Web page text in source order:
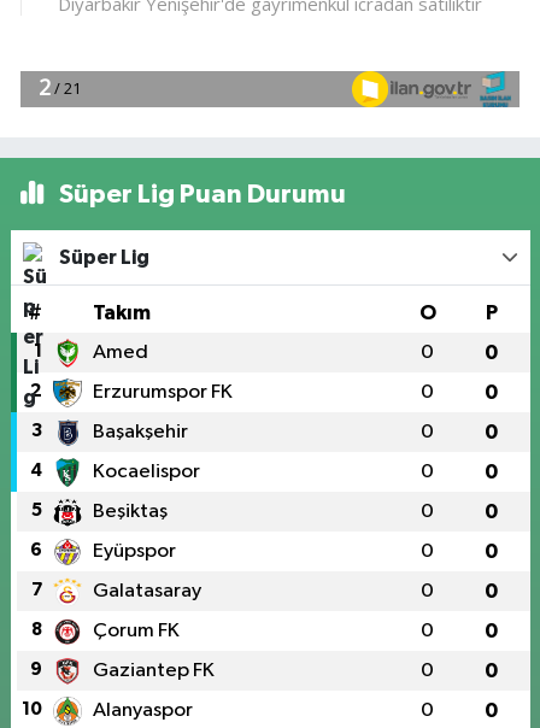
Süper Lig Puan Durumu
Süper Lig
# Takım O P
1 Amed 0 0
2 Erzurumspor FK 0 0
3 Başakşehir 0 0
4 Kocaelispor 0 0
5 Beşiktaş 0 0
6 Eyüpspor 0 0
7 Galatasaray 0 0
8 Çorum FK 0 0
9 Gaziantep FK 0 0
10 Alanyaspor 0 0